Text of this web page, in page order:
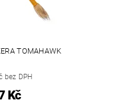
TOMAHAWK
bez DPH
Kč